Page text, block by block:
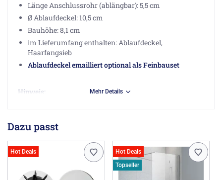
Länge Anschlussrohr (ablängbar): 5,5 cm
Ø Ablaufdeckel: 10,5 cm
Bauhöhe: 8,1 cm
im Lieferumfang enthalten: Ablaufdeckel,
Haarfangsieb
Ablaufdeckel emailliert optional als Feinbauset
Hinweis:
Einsatz des Kaldewei Mitten-Abstütz-Systems MAS.
Herstellerinformationen
Franz Kaldewei GmbH & Co. KG, Beckumer Str. 33-35,
59229 Ahlen DE, customerservice@kaldewei.com
Mehr Details
Dazu passt
Hot Deals
Hot Deals
Topseller